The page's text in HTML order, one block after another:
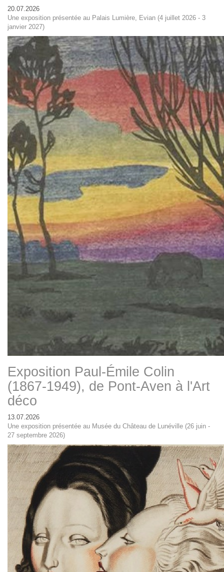
20.07.2026
Une exposition présentée au Palais Lumière, Evian (4 juillet 2026 - 3
janvier 2027)
Exposition Paul-Émile Colin
(1867-1949), de Pont-Aven à l'Art
déco
13.07.2026
Une exposition présentée au Musée du Château de Lunéville (26 juin -
27 septembre 2026)